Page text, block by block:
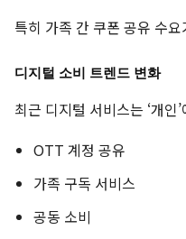
특히 가족 간 쿠폰 공유 수
디지털 소비 트렌드 변화
최근 디지털 서비스는 ‘개인
OTT 계정 공유
가족 구독 서비스
공동 소비